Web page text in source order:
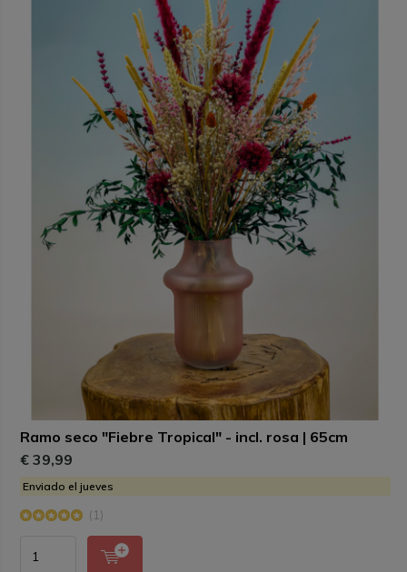
Ramo seco "Fiebre Tropical" - incl. rosa | 65cm
€ 39,99
Enviado el jueves
(1)